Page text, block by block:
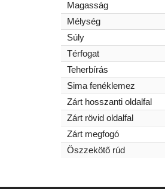
Magasság
Mélység
Súly
Térfogat
Teherbírás
Sima fenéklemez
Zárt hosszanti oldalfal
Zárt rövid oldalfal
Zárt megfogó
Öszzekötő rúd